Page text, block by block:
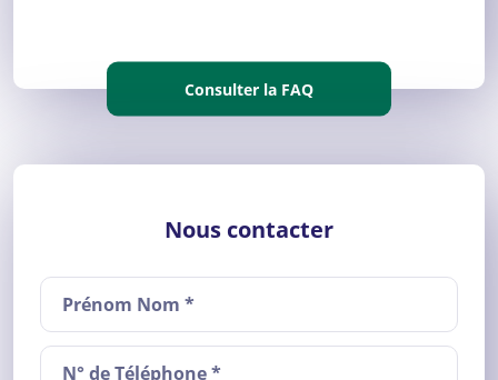
Consulter la FAQ
Nous contacter